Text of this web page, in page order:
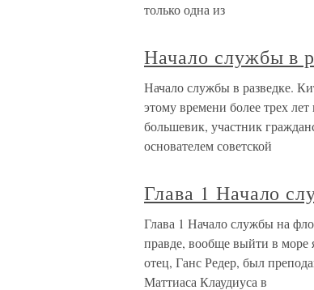
только одна из
Начало службы в
Начало службы в разведке.
этому времени более трех
большевик, участник
основателем советской
Глава 1 Начало
Глава 1 Начало службы на
правде, вообще выйти в
отец, Ганс Редер, был
Маттиаса Клаудиуса в